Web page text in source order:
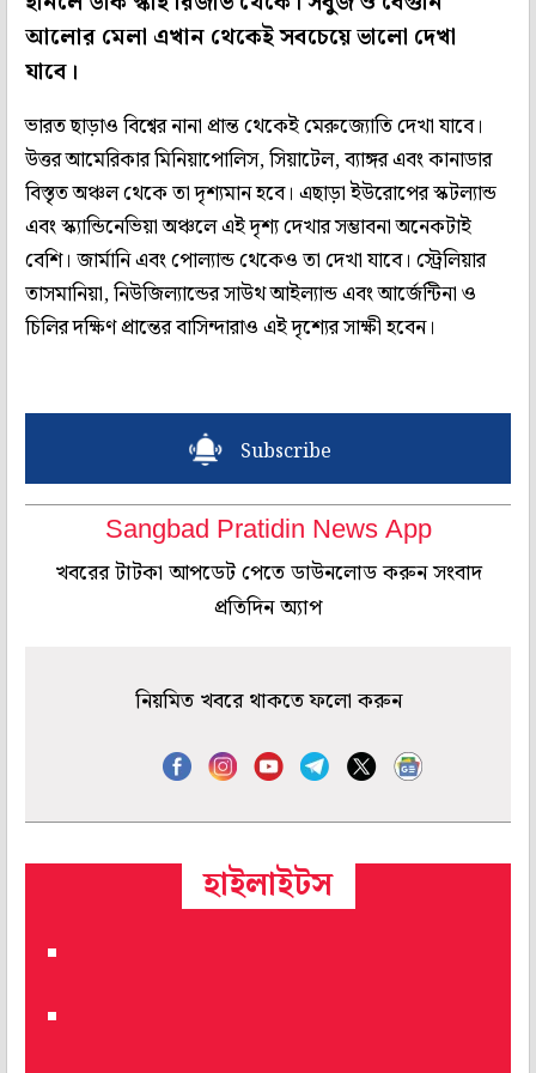
আলোর মেলা এখান থেকেই সবচেয়ে ভালো দেখা
যাবে।
ভারত ছাড়াও বিশ্বের নানা প্রান্ত থেকেই মেরুজ্যোতি দেখা যাবে।
উত্তর আমেরিকার মিনিয়াপোলিস, সিয়াটেল, ব্যাঙ্গর এবং কানাডার
বিস্তৃত অঞ্চল থেকে তা দৃশ্যমান হবে। এছাড়া ইউরোপের স্কটল্যান্ড
এবং স্ক্যান্ডিনেভিয়া অঞ্চলে এই দৃশ্য দেখার সম্ভাবনা অনেকটাই
বেশি। জার্মানি এবং পোল্যান্ড থেকেও তা দেখা যাবে। স্ট্রেলিয়ার
তাসমানিয়া, নিউজিল্যান্ডের সাউথ আইল্যান্ড এবং আর্জেন্টিনা ও
চিলির দক্ষিণ প্রান্তের বাসিন্দারাও এই দৃশ্যের সাক্ষী হবেন।
Subscribe
Sangbad Pratidin News App
খবরের টাটকা আপডেট পেতে ডাউনলোড করুন সংবাদ
প্রতিদিন অ্যাপ
নিয়মিত খবরে থাকতে ফলো করুন
হাইলাইটস